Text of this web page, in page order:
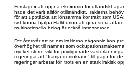
Förslagen att öppna ekonomin för utländskt
hade det varit alltför otillständigt. Irakierna
för att upptäcka att lönsamma kontrakt som
sikt kunna hjälpa Halliburton att göra stora
multinationella bolag är också intresserade.
Det återstår att se om irakierna någonsin kan
överhöghet till namnet som
mycket större vikt för priviligierade
regeringar att "främja demokratin" till gagn för
regeringar arbetar för, trots en en stark irakisk